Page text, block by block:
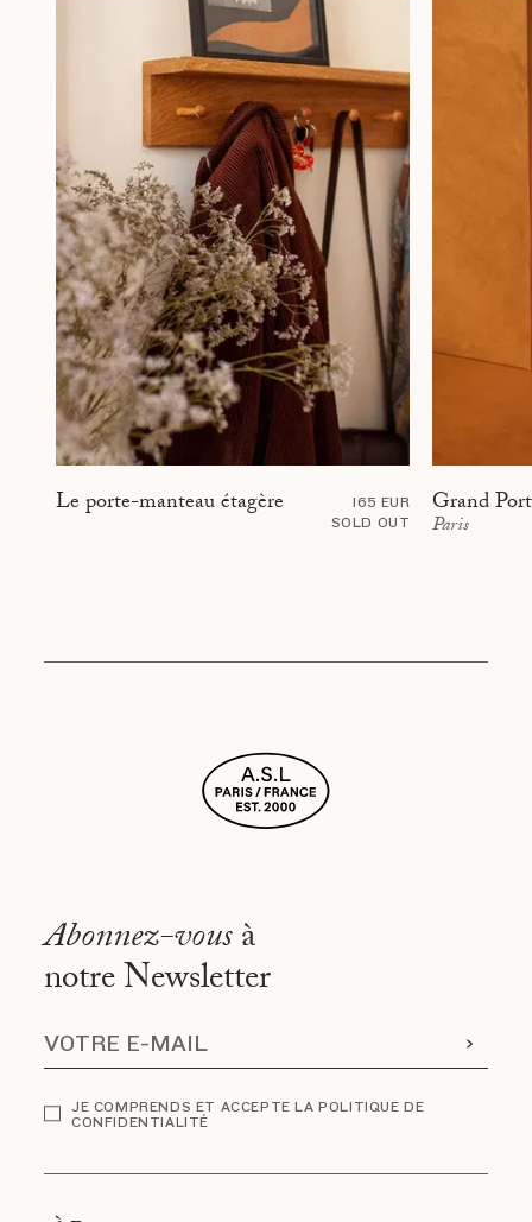
Le porte-manteau étagère
165 EUR
SOLD OUT
Grand
Paris
Abonnez-vousà
notre Newsletter
JE COMPRENDS ET ACCEPTE LA POLITIQUE DE
CONFIDENTIALITÉ